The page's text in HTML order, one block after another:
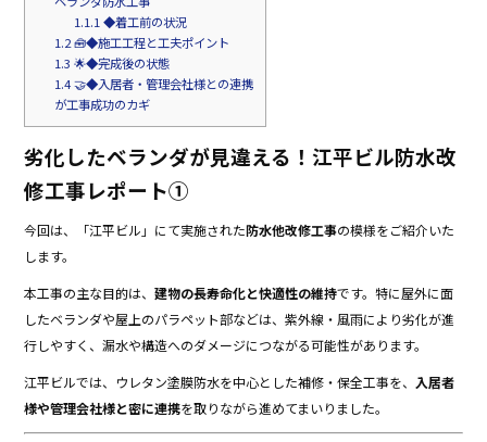
1.1.1◆着工前の状況
1.2🧰◆施工工程と工夫ポイント
1.3 🌟◆完成後の状態
1.4🤝◆入居者・管理会社様との連携
が工事成功のカギ
劣化したベランダが見違える！江平ビル防水改
修工事レポート①
今回は、「江平ビル」にて実施された防水他改修工事の模様をご紹介いた
します。
本工事の主な目的は、建物の長寿命化と快適性の維持です。特に屋外に面
したベランダや屋上のパラペット部などは、紫外線・風雨により劣化が進
行しやすく、漏水や構造へのダメージにつながる可能性があります。
江平ビルでは、ウレタン塗膜防水を中心とした補修・保全工事を、 入居者
様や管理会社様と密に連携を取りながら進めてまいりました。